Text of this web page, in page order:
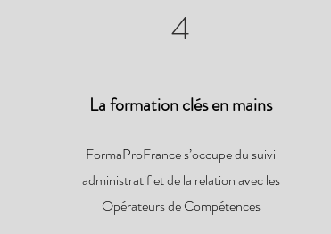
4
La formation clés en mains
FormaProFrance s’occupe du suivi
administratif et de la relation avec les
Opérateurs de Compétences